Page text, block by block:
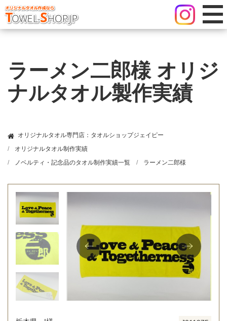
ラーメン二郎様 オリジ
ナルタオル製作実績
オリジナルタオル専門店：タオルショップジェイピー
オリジナルタオル制作実績
ノベルティ・記念品のタオル制作実績一覧
ラーメン二郎様